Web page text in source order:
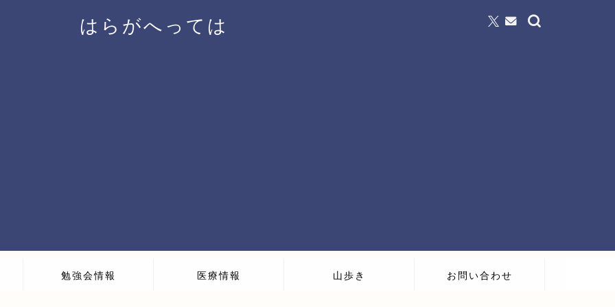
はらがへっては
勉強会情報 医療情報 山歩き お問い合わせ